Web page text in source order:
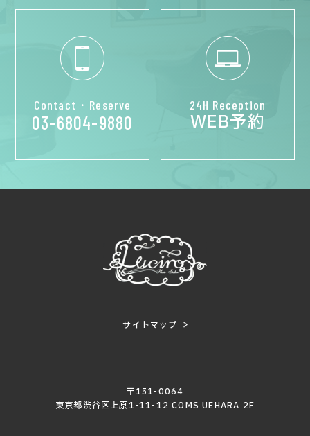
Contact・Reserve
03-6804-9880
24H Reception
WEB予約
サイトマップ
〒151-0064
東京都渋谷区上原1-11-12 COMS UEHARA 2F